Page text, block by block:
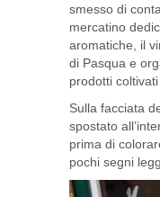
smesso di
mercatino
aromatiche, il
di Pasqua e
prodotti
Sulla facciata
spostato
prima di
pochi segni